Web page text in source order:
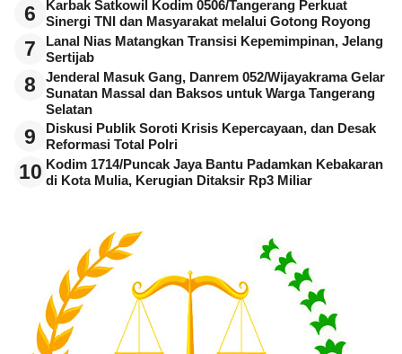
6
Karbak Satkowil Kodim 0506/Tangerang Perkuat
Sinergi TNI dan Masyarakat melalui Gotong Royong
7
Lanal Nias Matangkan Transisi Kepemimpinan, Jelang
Sertijab
8
Jenderal Masuk Gang, Danrem 052/Wijayakrama Gelar
Sunatan Massal dan Baksos untuk Warga Tangerang
Selatan
9
Diskusi Publik Soroti Krisis Kepercayaan, dan Desak
Reformasi Total Polri
10 Kodim 1714/Puncak Jaya Bantu Padamkan Kebakaran
di Kota Mulia, Kerugian Ditaksir Rp3 Miliar